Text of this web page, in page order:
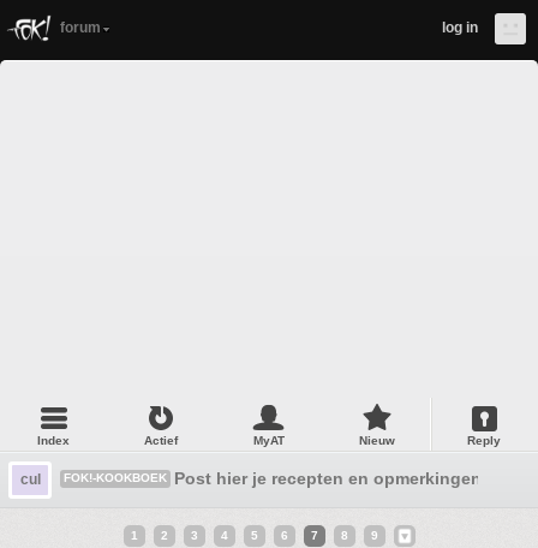
forum log in
Index Actief MyAT Nieuw Reply
cul FOK!-KOOKBOEK Post hier je recepten en opmerkingen deel 2
1 2 3 4 5 6 7 8 9